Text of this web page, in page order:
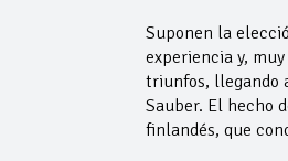
Suponen la
experiencia y,
triunfos, llegando
Sauber. El hecho
finlandés, que